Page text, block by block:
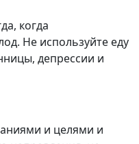
когда
Не используйте еду
депрессии и
и целями и